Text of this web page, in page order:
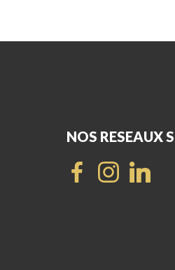
NOS RESEAUX